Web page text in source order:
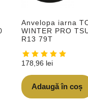
Anvelopa iarna
WINTER PRO
R13 79T
178,96 lei
Adaugă în coș